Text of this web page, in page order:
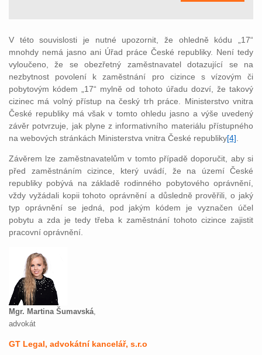
V této souvislosti je nutné upozornit, že ohledně kódu „17“
mnohdy nemá jasno ani Úřad práce České republiky. Není tedy
vyloučeno, že se obezřetný zaměstnavatel dotazující se na
nezbytnost povolení k zaměstnání pro cizince s vízovým či
pobytovým kódem „17“ mylně od tohoto úřadu dozví, že takový
cizinec má volný přístup na český trh práce. Ministerstvo vnitra
České republiky má však v tomto ohledu jasno a výše uvedený
závěr potvrzuje, jak plyne z informativního materiálu přístupného
na webových stránkách Ministerstva vnitra České republiky[4].
Závěrem lze zaměstnavatelům v tomto případě doporučit, aby si
před zaměstnáním cizince, který uvádí, že na území České
republiky pobývá na základě rodinného pobytového oprávnění,
vždy vyžádali kopii tohoto oprávnění a důsledně prověřili, o jaký
typ oprávnění se jedná, pod jakým kódem je vyznačen účel
pobytu a zda je tedy třeba k zaměstnání tohoto cizince zajistit
pracovní oprávnění.
Mgr. Martina Šumavská,
advokát
GT Legal, advokátní kancelář, s.r.o